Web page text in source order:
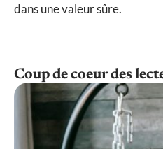
dans une valeur sûre.
Coup de coeur des